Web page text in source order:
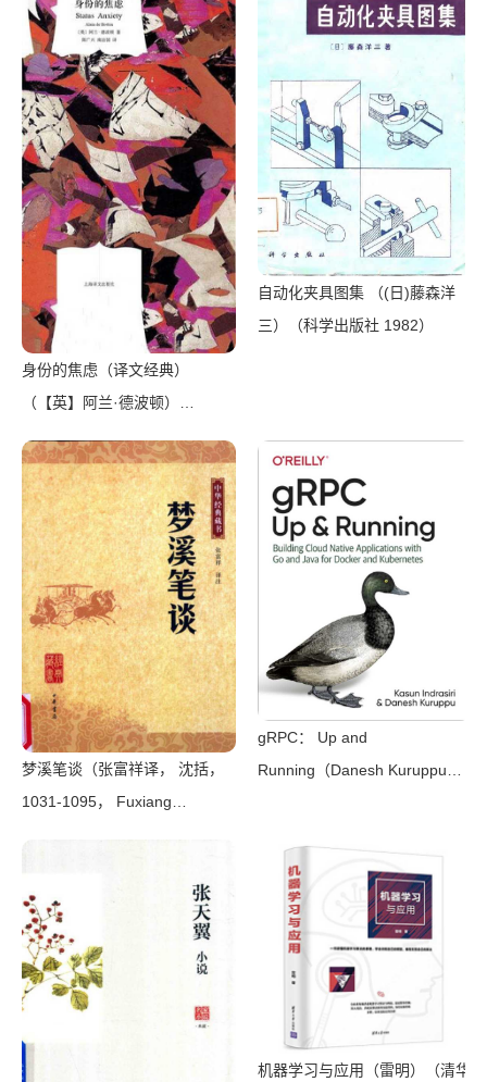
Programming Quickly with No
Experience（Mark Reed）
（2022）
身份的焦虑（译文经典）
（【英】阿兰·德波顿）
Publishing House 2018）
自动化夹具图集 （(日)藤森洋
三）（科学出版社 1982）
梦溪笔谈（张富祥译， 沈括，
1031-1095， Fuxiang
gRPC： Up and
Running（Danesh Kuruppu，
机器学习与应用（雷明）（清华